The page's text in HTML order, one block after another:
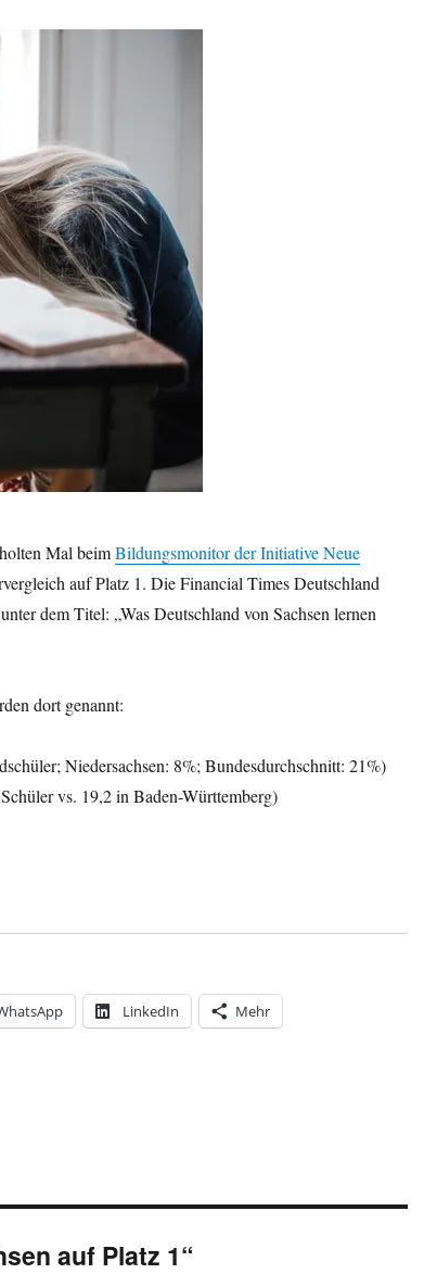
Mal beimBildungsmonitor der Initiative Neue
auf Platz 1. Die Financial Times Deutschland
dem Titel: „Was Deutschland von Sachsen lernen
dort genannt:
Niedersachsen: 8%; Bundesdurchschnitt: 21%)
vs. 19,2 in Baden-Württemberg)
LinkedIn Mehr
auf Platz 1“